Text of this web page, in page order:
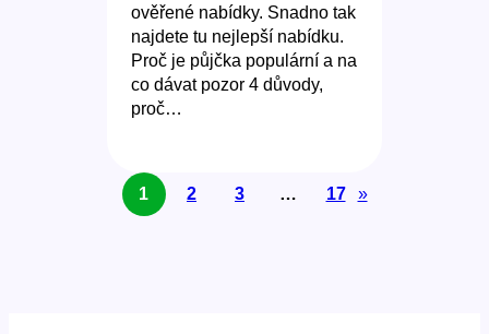
ověřené nabídky. Snadno tak
najdete tu nejlepší nabídku.
Proč je půjčka populární a na
co dávat pozor 4 důvody,
proč…
1 2 3 … 17 »